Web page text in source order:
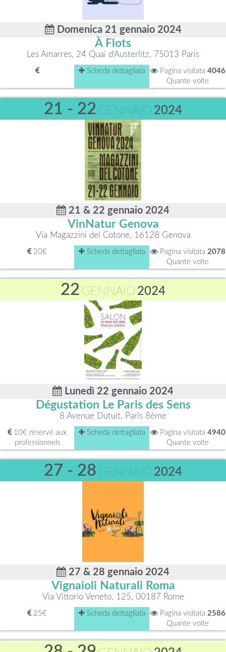
Domenica 21 gennaio 2024
À Flots
Les Amarres, 24 Quai d'Austerlitz, 75013 Paris
Scheda dettagliata Pagina visitata 4046
Quante volte
21 - 22 GENNAIO 2024
21 & 22 gennaio 2024
VinNatur Genova
Via Magazzini del Cotone, 16128 Genova
20€ Scheda dettagliata Pagina visitata 2078
Quante volte
22 GENNAIO 2024
Lunedì 22 gennaio 2024
Dégustation Le Paris des Sens
8 Avenue Dutuit, Paris 8ème
10€ réservé aux
professionnels
Scheda dettagliata Pagina visitata 4940
Quante volte
27 - 28 GENNAIO 2024
27 & 28 gennaio 2024
Vignaioli Naturali Roma
Via Vittorio Veneto, 125, 00187 Rome
25€ Scheda dettagliata Pagina visitata 2586
Quante volte